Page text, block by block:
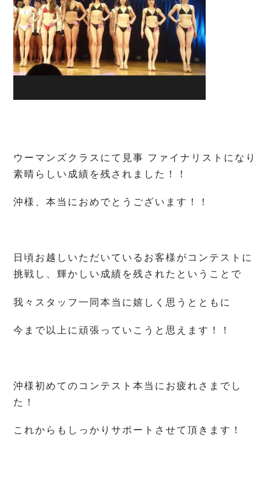
ウーマンズクラスにて見事 ファイナリストになり
素晴らしい成績を残されました！！
沖様、本当におめでとうございます！！
日頃お越しいただいているお客様がコンテストに
挑戦し、輝かしい成績を残されたということで
我々スタッフ一同本当に嬉しく思うとともに
今まで以上に頑張っていこうと思えます！！
沖様初めてのコンテスト本当にお疲れさまでし
た！
これからもしっかりサポートさせて頂きます！